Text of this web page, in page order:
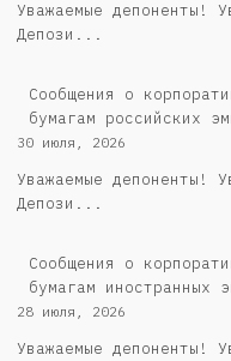
Уважаемые депоненты!
Депози...
Cообщения о
бумагам российских
30 июля, 2026
Уважаемые депоненты!
Депози...
Сообщения о
бумагам иностранных
28 июля, 2026
Уважаемые депоненты!